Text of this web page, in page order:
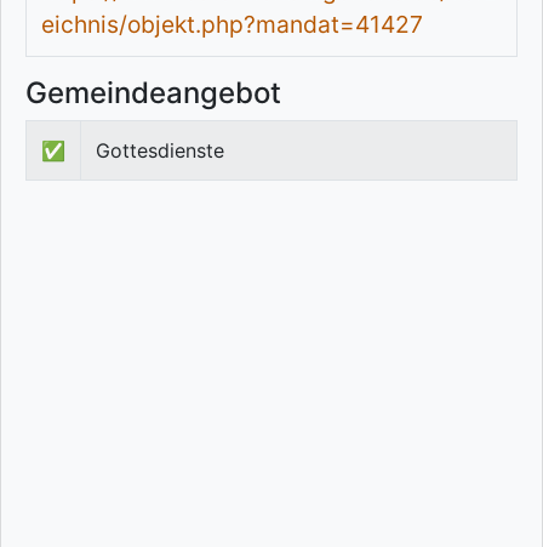
eichnis/objekt.php?mandat=41427
Gemeindeangebot
✅ Gottesdienste